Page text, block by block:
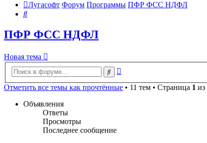
Лугасофт Форум Программы ПФР ФСС НДФЛ
Поиск
ПФР ФСС НДФЛ
Новая тема
Поиск
Отметить все темы как прочтённые • 11 тем • Страница 1 из
Объявления
Ответы
Просмотры
Последнее сообщение